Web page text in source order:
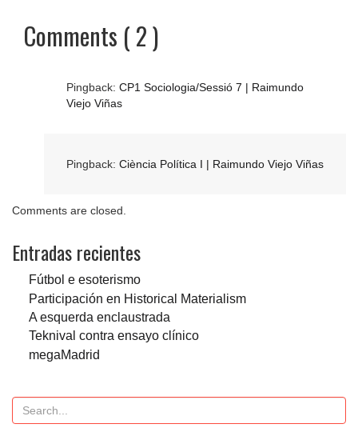
Comments ( 2 )
Pingback: CP1 Sociologia/Sessió 7 | Raimundo
Viejo Viñas
Pingback: Ciència Política I | Raimundo Viejo Viñas
Comments are closed.
Entradas recientes
Fútbol e esoterismo
Participación en Historical Materialism
A esquerda enclaustrada
Teknival contra ensayo clínico
megaMadrid